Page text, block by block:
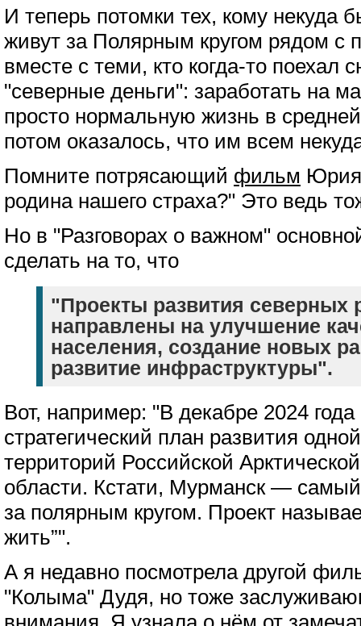
И теперь потомки тех, кому некуда
живут за Полярным кругом рядом с
вместе с теми, кто когда-то поехал
"северные деньги": заработать на
просто нормальную жизнь в
потом оказалось, что им всем
Помните потрясающий фильм
родина нашего страха?" Это ведь
Но в "Разговорах о важном"
сделать на то, что
"Проекты развития северных
направлены на улучшение
населения, создание новых
развитие инфраструктуры".
Вот, например: "В декабре 2024
стратегический план развития
территорий Российской
области. Кстати, Мурманск —
за полярным кругом. Проект
жить”".
А я недавно посмотрела другой
"Колыма" Дудя, но тоже